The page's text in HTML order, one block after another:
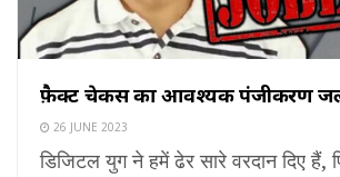
फ़ैक्ट चेकर्स का आवश्यक पंजीकरण
26 JUNE 2023
डिजिटल युग ने हमें ढेर सारे वरदान दिए हैं,